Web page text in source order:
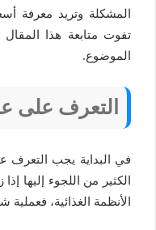
المشكلة وتريد معرفة
تفوت متابعة هذا
الموضوع.
التعرف على
في البداية يجب
الكثير من اللجوء إليها
الأنظمة الغذائية،